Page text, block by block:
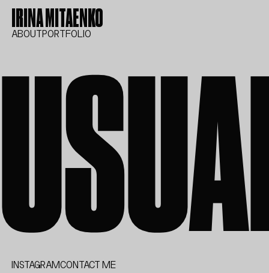
IRINA MITAENKO
ABOUTPORTFOLIO
INSTAGRAMCONTACT ME